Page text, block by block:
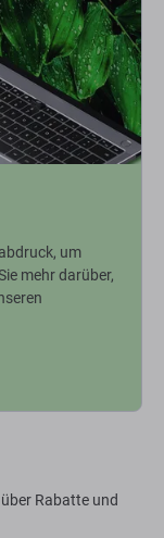
um
mehr darüber,
Rabatte und